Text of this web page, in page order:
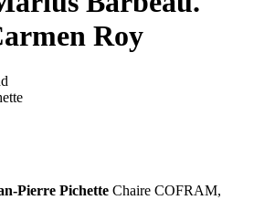
Roy
Pierre Pichette Chaire COFRAM,